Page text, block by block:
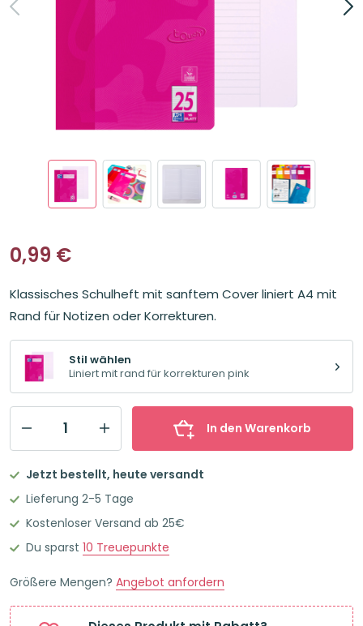
0,99 €
Klassisches Schulheft mit sanftem Cover liniert A4 mit
Rand für Notizen oder Korrekturen.
Stil wählen
Liniert mit rand für korrekturen pink
A4
Liniert
mit
Rand
In den Warenkorb
Jetzt bestellt, heute versandt
Lieferung 2-5 Tage
Kostenloser Versand ab 25€
Du sparst 10 Treuepunkte
Größere Mengen? Angebot anfordern